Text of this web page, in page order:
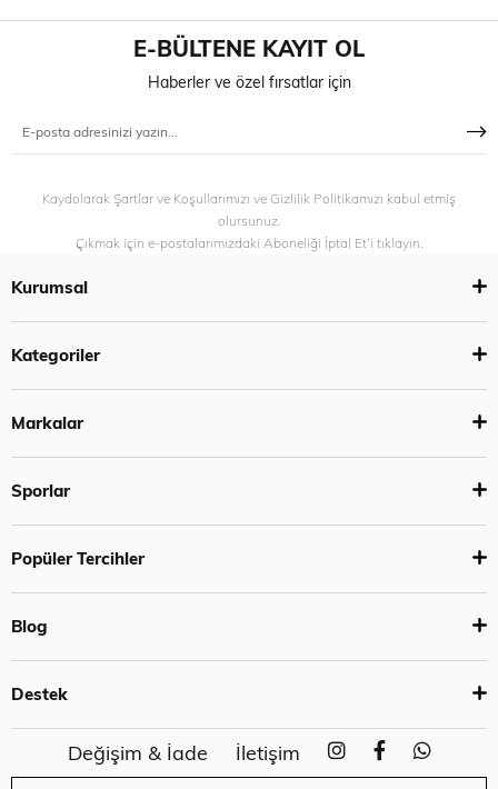
E-BÜLTENE KAYIT OL
Haberler ve özel fırsatlar için
Kaydolarak Şartlar ve Koşullarımızı ve Gizlilik Politikamızı kabul etmiş
olursunuz.
Çıkmak için e-postalarımızdaki Aboneliği İptal Et’i tıklayın.
Kurumsal
Kategoriler
Markalar
Sporlar
Popüler Tercihler
Blog
Destek
Değişim & İade İletişim